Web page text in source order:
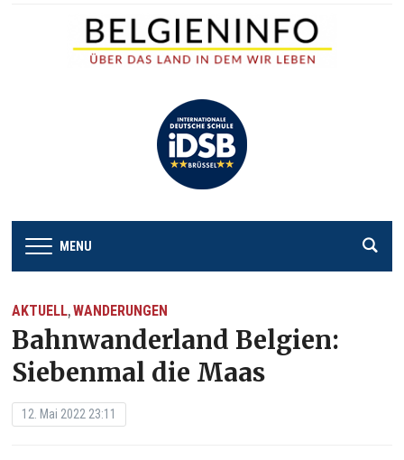
MENU
AKTUELL,WANDERUNGEN
Bahnwanderland Belgien:
Siebenmal die Maas
12. Mai 2022 23:11